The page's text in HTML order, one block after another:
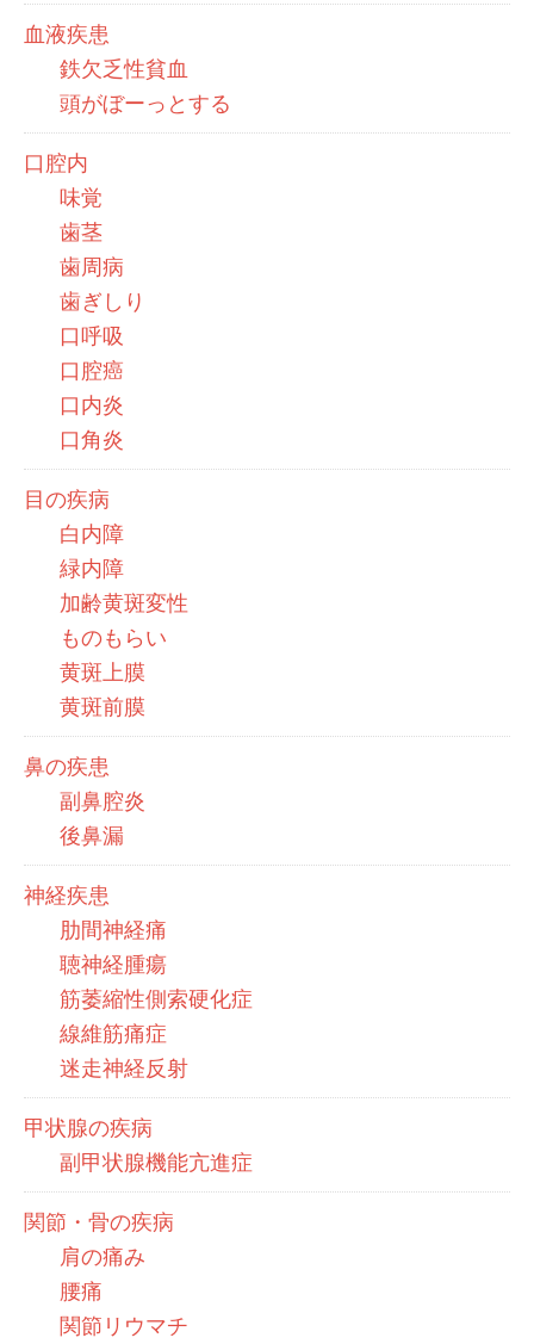
血液疾患
鉄欠乏性貧血
頭がぼーっとする
口腔内
味覚
歯茎
歯周病
歯ぎしり
口呼吸
口腔癌
口内炎
口角炎
目の疾病
白内障
緑内障
加齢黄斑変性
ものもらい
黄斑上膜
黄斑前膜
鼻の疾患
副鼻腔炎
後鼻漏
神経疾患
肋間神経痛
聴神経腫瘍
筋萎縮性側索硬化症
線維筋痛症
迷走神経反射
甲状腺の疾病
副甲状腺機能亢進症
関節・骨の疾病
肩の痛み
腰痛
関節リウマチ